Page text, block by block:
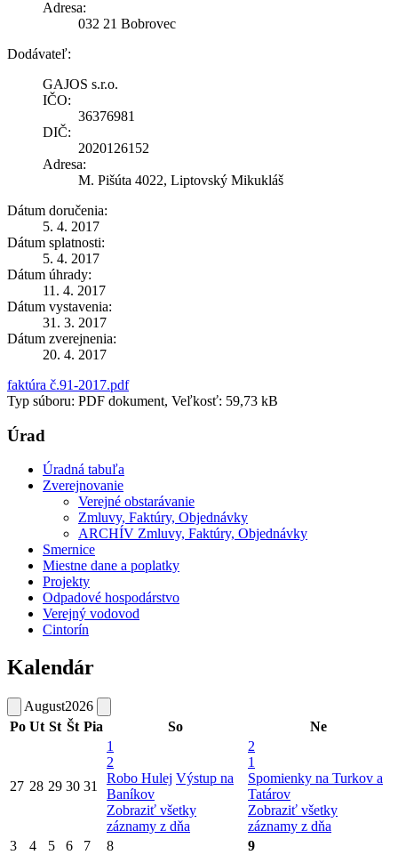
Adresa:
032 21 Bobrovec
Dodávateľ:
GAJOS s.r.o.
IČO:
36376981
DIČ:
2020126152
Adresa:
M. Pišúta 4022, Liptovský Mikukláš
Dátum doručenia:
5. 4. 2017
Dátum splatnosti:
5. 4. 2017
Dátum úhrady:
11. 4. 2017
Dátum vystavenia:
31. 3. 2017
Dátum zverejnenia:
20. 4. 2017
faktúra č.91-2017.pdf
Typ súboru: PDF dokument, Veľkosť: 59,73 kB
Úrad
Úradná tabuľa
Zverejnovanie
Verejné obstarávanie
Zmluvy, Faktúry, Objednávky
ARCHÍV Zmluvy, Faktúry, Objednávky
Smernice
Miestne dane a poplatky
Projekty
Odpadové hospodárstvo
Verejný vodovod
Cintorín
Kalendár
August2026
Po Ut St Št Pia So Ne
27 28 29 30 31
1
2
Robo Hulej Výstup na
Baníkov
Zobraziť všetky
záznamy z dňa
2
1
Spomienky na Turkov a
Tatárov
Zobraziť všetky
záznamy z dňa
3
4 5 6 7 8
9